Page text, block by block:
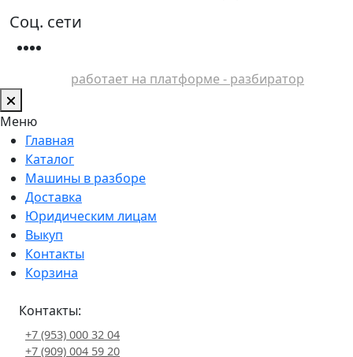
Соц. сети
работает на платформе - разбиратор
Меню
Главная
Каталог
Машины в разборе
Доставка
Юридическим лицам
Выкуп
Контакты
Корзина
Контакты:
+7 (953) 000 32 04
+7 (909) 004 59 20